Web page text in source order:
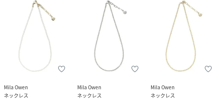
Mila Owen
ネックレス
Mila Owen
ネックレス
Mila Owen
ネックレス